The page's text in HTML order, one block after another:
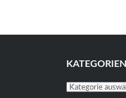
KATEGORIEN
Kategorien